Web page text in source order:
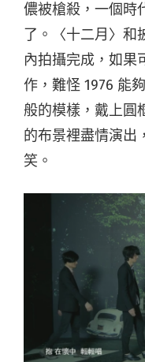
儂被槍殺，一個時
了。〈十二月〉和
內拍攝完成，如果
作，難怪 1976 能
般的模樣，戴上圓
的布景裡盡情演出
笑。